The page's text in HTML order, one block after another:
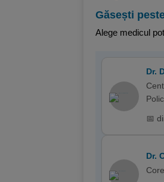
Găsești
Alege medicul
Dr.
📅
Dr.